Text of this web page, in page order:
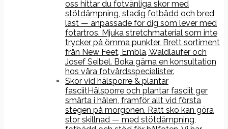
oss hittar du fotvänliga skor med
stötdämpning, stadig fotbädd och bred
läst — anpassade för dig som lever med
fotartros. Mjuka stretchmaterial som inte
trycker på ömma punkter. Brett sortiment
från New Feet, Embla, Waldläufer och
Josef Seibel. Boka gärna en konsultation
hos våra fotvårdsspecialister.
Skor vid hälsporre & plantar
fasciitHälsporre och plantar fasciit ger
smärta i hälen, framför allt vid första
stegen på morgonen. Rätt sko kan göra
stor skillnad — med stötdämpning,